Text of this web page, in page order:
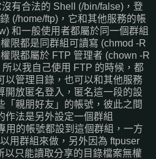
有合法的 Shell (/bin/false)，登
(/home/ftp)，它和其他服務的帳
和一般使用者都屬於同一個群組
限都是同群組可讀寫 (chmod -R
限都屬於 FTP 管理者 (chown -R
以我自己使用 FTP 的時候，都
以管理目錄，也可以和其他服務
開放匿名登入，匿名這一段的設
「親朋好友」的帳號，彼此之間
作法是另外設定一個群組
用的帳號都設到這個群組，一方
用群組來做，另外因為 ftpuser
以只能讀取分享的目錄檔案無權